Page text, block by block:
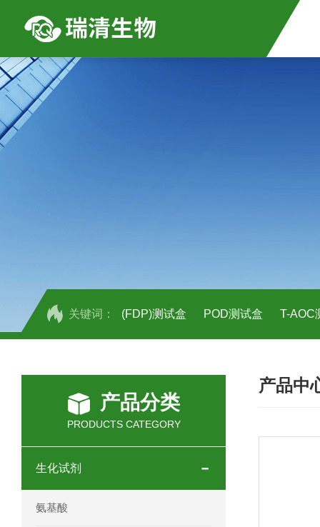
关键词： (FDP)测试盒 POD测试盒 T-AOC
人全式钴氨素2(HTSB2)elisa试剂盒现
人鞘脂(SPH)elisa试剂盒现货速发
人蓝氏贾第虫(GL)elisa试剂盒厂家直销
产品分类
PRODUCTS CATEGORY
生化试剂
氨基酸
产品中